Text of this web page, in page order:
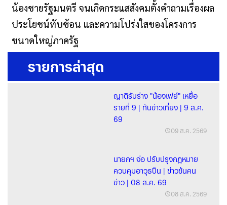
น้องชายรัฐมนตรี จนเกิดกระแสสังคมตั้งคำถามเรื่องผล
ประโยชน์ทับซ้อน และความโปร่งใสของโครงการ
ขนาดใหญ่ภาครัฐ
รายการล่าสุด
ญาติรับร่าง "น้องเฟย์" เหยื่อ
รายที่ 9 | ทันข่าวเที่ยง | 9 ส.ค.
69
09 ส.ค. 2569
นายกฯ จ่อ ปรับปรุงกฎหมาย
ควบคุมอาวุธปืน | ข่าวข้นคน
ข่าว | 08 ส.ค. 69
08 ส.ค. 2569